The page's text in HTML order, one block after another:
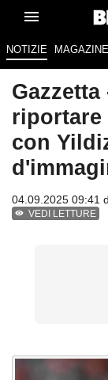
NOTIZIE MAGAZINE
riportare
con
04.09.2025 09:41
VEDI LETTURE